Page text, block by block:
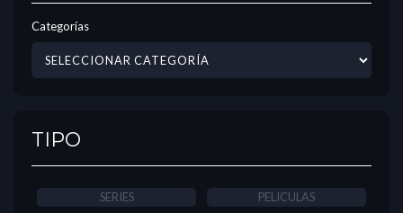
Categorías
TIPO
SERIES PELICULAS